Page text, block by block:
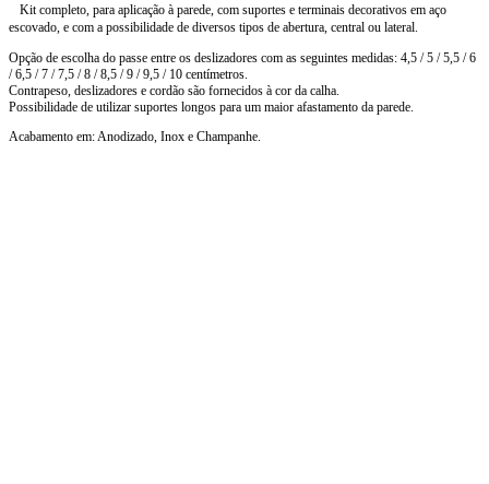
Kit completo, para aplicação à parede, com suportes e terminais decorativos em aço
escovado, e com a possibilidade de diversos tipos de abertura, central ou lateral.
Opção de escolha do passe entre os deslizadores com as seguintes medidas: 4,5 / 5 / 5,5 / 6
/ 6,5 / 7 / 7,5 / 8 / 8,5 / 9 / 9,5 / 10 centímetros.
Contrapeso, deslizadores e cordão são fornecidos à cor da calha.
Possibilidade de utilizar suportes longos para um maior afastamento da parede.
Acabamento em: Anodizado, Inox e Champanhe.